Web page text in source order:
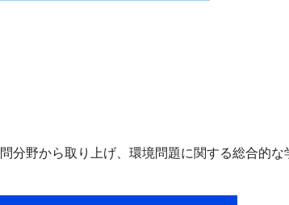
野から取り上げ、環境問題に関する総合的な